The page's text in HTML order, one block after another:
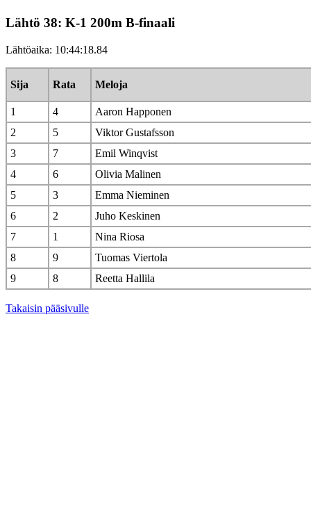
Lähtö 38: K-1 200m B-finaali
Lähtöaika: 10:44:18.84
Sija Rata Meloja
1 4
Aaron Happonen
2
5
Viktor Gustafsson
3
7
Emil Winqvist
4
6
Olivia Malinen
5
3
Emma Nieminen
6
2
Juho Keskinen
7
1
Nina Riosa
8
9
Tuomas Viertola
9
8 Reetta Hallila
Takaisin pääsivulle